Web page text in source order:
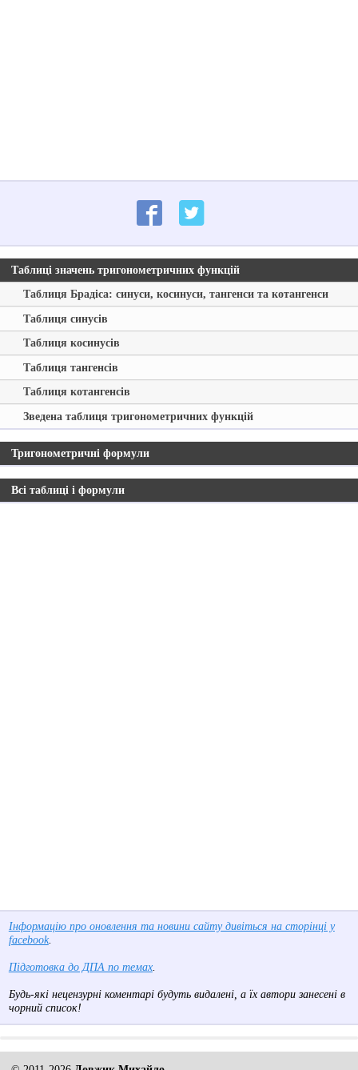
Таблиці значень тригонометричних функцій
Таблиця Брадіса: синуси, косинуси, тангенси та котангенси
Таблиця синусів
Таблиця косинусів
Таблиця тангенсів
Таблиця котангенсів
Зведена таблиця тригонометричних функцій
Тригонометричні формули
Всі таблиці і формули
Інформацію про оновлення та новини сайту дивіться на сторінці у
facebook.
Підготовка до ДПА по темах.
Будь-які нецензурні коментарі будуть видалені, а їх автори занесені в
чорний список!